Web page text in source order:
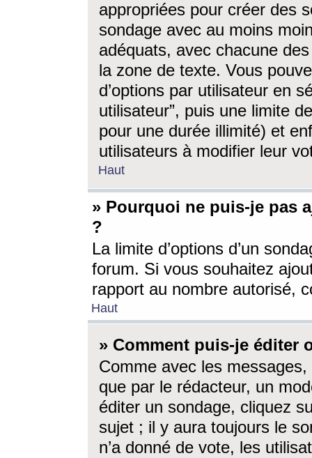
appropriées pour créer des
sondage avec au moins
adéquats, avec chacune
la zone de texte. Vous
d’options par utilisateur en
utilisateur”, puis une limite
pour une durée illimité) et
utilisateurs à modifier leur
Haut
» Pourquoi ne puis-je pas
?
La limite d’options d’un
forum. Si vous souhaitez
rapport au nombre autorisé,
Haut
» Comment puis-je éditer
Comme avec les
que par le rédacteur, un
éditer un sondage, cliquez
sujet ; il y aura toujours le
n’a donné de vote, les